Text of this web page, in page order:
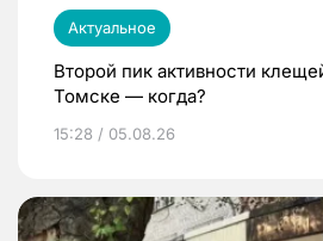
Актуальное
Второй пик активности
Томске — когда?
15:28 / 05.08.26